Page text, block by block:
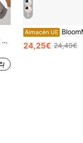
5
Almacén UE BloomMama Conjunto de 5
24,25€ 24,49€